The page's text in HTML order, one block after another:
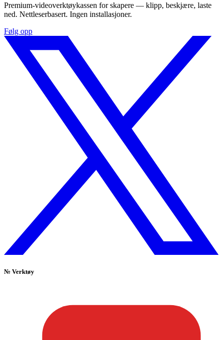
Premium-videoverktøykassen for skapere — klipp, beskjære, laste
ned. Nettleserbasert. Ingen installasjoner.
Følg opp
№ Verktøy